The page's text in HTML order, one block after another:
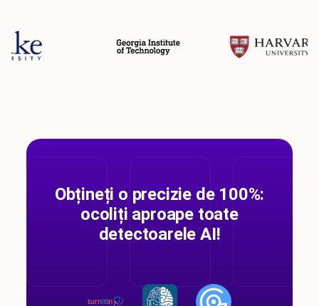
Obțineți o precizie de 100%:
ocoliți aproape toate
detectoarele AI!